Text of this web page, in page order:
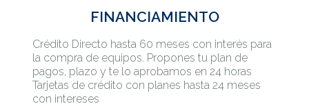
FINANCIAMIENTO
Crédito Directo hasta 60 meses con interés para
la compra de equipos. Propones tu plan de
pagos, plazo y te lo aprobamos en 24 horas
Tarjetas de crédito con planes hasta 24 meses
con intereses